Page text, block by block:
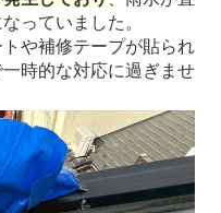
っていました。
や補修テープが貼られ
時的な対応に過ぎませ